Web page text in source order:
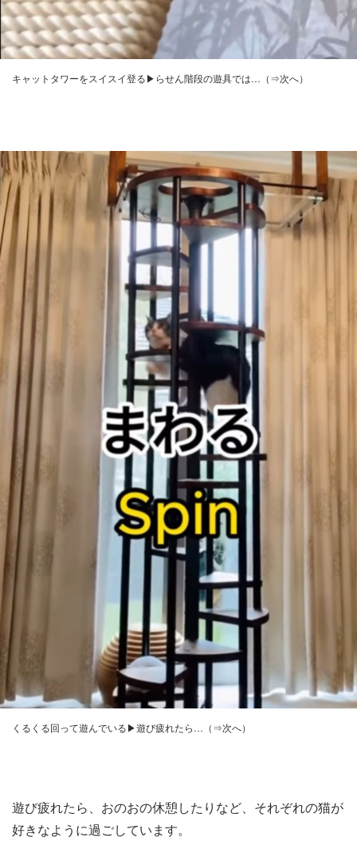
キャットタワーをスイスイ登る▶らせん階段の遊具では…（⇒次へ）
くるくる回って遊んでいる▶遊び疲れたら…（⇒次へ）
遊び疲れたら、おのおの休憩したりなど、それぞれの猫が
好きなように過ごしています。